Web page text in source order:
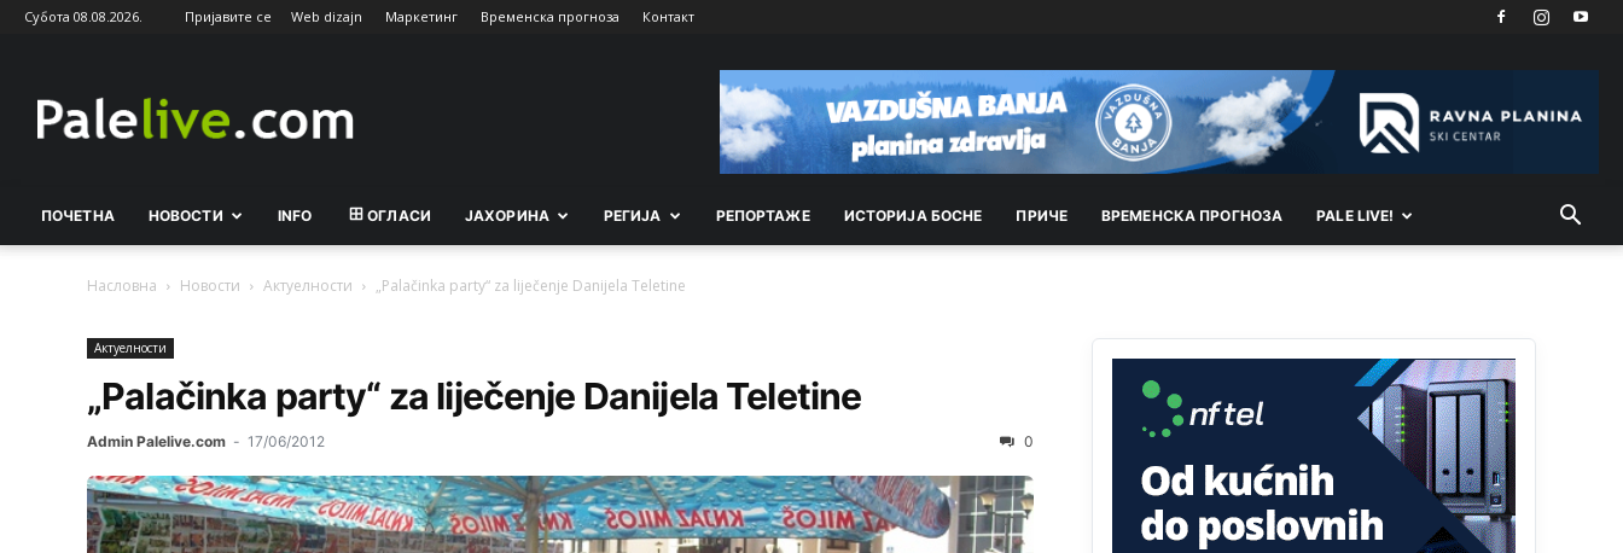
Субота 08.08.2026. Пријавите се Web dizajn Маркетинг Временска прогноза Контакт
ПОЧЕТНА НОВОСТИ INFO ОГЛАСИ ЈАХОРИНА РEГИЈА РEПОРТАЖE ИСТОРИЈА БОСНЕ ПРИЧЕ ВРEМEНСКА ПРОГНОЗА PALE LIVE!
Насловна Новости Актуeлности „Palačinka party“ za liječenje Danijela Teletine
Актуeлности
„Palačinka party“ za liječenje Danijela Teletine
Admin Palelive.com - 17/06/2012 0
Анонимно2806721 8/6/2026 2:27
Kuniocu ide q u guz...
Анонимно2808843
reconquista
vjeka,neko rece za Radovana i Ratka kaki su oni
srbi...i poce dalje da besjedi znam ja dobro sta je
bilo u Ag-ci...
Анонимно2810587
Proguglajte
Анонимно2810587 јуче 11:21